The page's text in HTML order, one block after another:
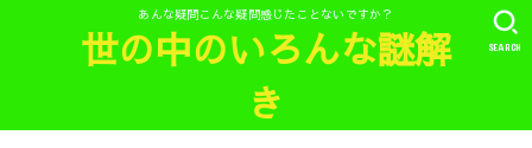
あんな疑問こんな疑問感じたことないですか？
世の中のいろんな謎解
き
SEARCH